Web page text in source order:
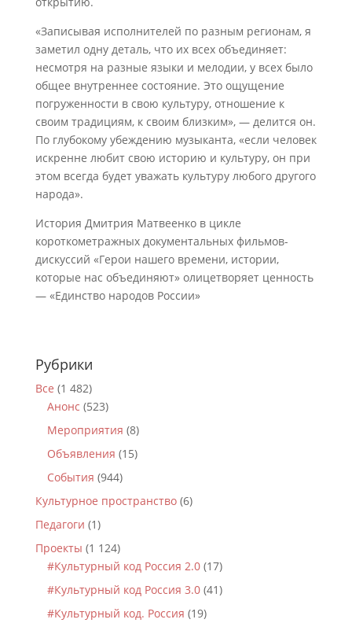
«Записывая исполнителей по разным регионам, я
заметил одну деталь, что их всех объединяет:
несмотря на разные языки и мелодии, у всех было
общее внутреннее состояние. Это ощущение
погруженности в свою культуру, отношение к
своим традициям, к своим близким», — делится он.
По глубокому убеждению музыканта, «если человек
искренне любит свою историю и культуру, он при
этом всегда будет уважать культуру любого другого
народа».
История Дмитрия Матвеенко в цикле
короткометражных документальных фильмов-
дискуссий «Герои нашего времени, истории,
которые нас объединяют» олицетворяет ценность
— «Единство народов России»
Рубрики
Все (1 482)
Анонс (523)
Мероприятия (8)
Объявления (15)
События (944)
Культурное пространство(6)
Педагоги (1)
Проекты (1 124)
#Культурный код Россия 2.0(17)
#Культурный код Россия 3.0(41)
#Культурный код. Россия (19)